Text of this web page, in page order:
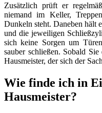
Zusätzlich prüft er
niemand im Keller,
Dunkeln steht. Daneben hält
und die jeweiligen
sich keine Sorgen um
sauber schließen. Sobald
Hausmeister, der sich der
Wie finde ich in
Hausmeister?